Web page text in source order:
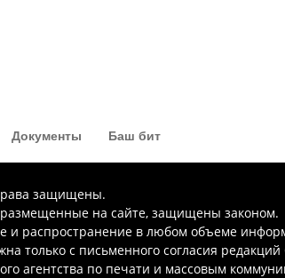
Документы Баш бит
защищены.
на сайте, защищены законом.
и распространение в любом объеме
только с письменного согласия
агентства по печати и массовым